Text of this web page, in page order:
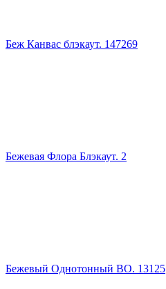
Беж Канвас блэкаут. 147269
Бежевая Флора Блэкаут. 2
Бежевый Однотонный ВО. 13125